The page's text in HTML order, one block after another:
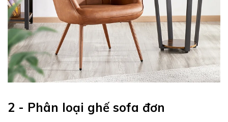
2 - Phân loại ghế sofa đơn